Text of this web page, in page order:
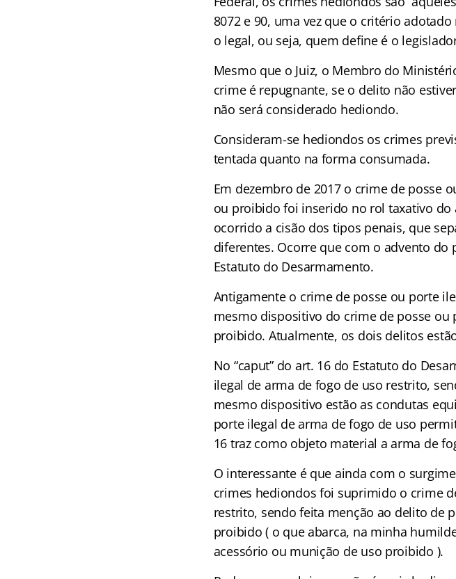
8072 e 90, uma vez que o critério
o legal, ou seja, quem define é o
Mesmo que o Juiz, o Membro do
crime é repugnante, se o delito não
não será considerado hediondo.
Consideram-se hediondos os crimes
tentada quanto na forma consumada.
Em dezembro de 2017 o crime de posse
ou proibido foi inserido no rol taxativo do
ocorrido a cisão dos tipos penais, que
diferentes. Ocorre que com o advento
Estatuto do Desarmamento.
Antigamente o crime de posse ou porte
mesmo dispositivo do crime de posse ou
proibido. Atualmente, os dois delitos
No “caput” do art. 16 do Estatuto do
ilegal de arma de fogo de uso restrito,
mesmo dispositivo estão as condutas
porte ilegal de arma de fogo de uso
16 traz como objeto material a arma de
O interessante é que ainda com o
crimes hediondos foi suprimido o crime
restrito, sendo feita menção ao delito de
proibido ( o que abarca, na minha
acessório ou munição de uso proibido ).